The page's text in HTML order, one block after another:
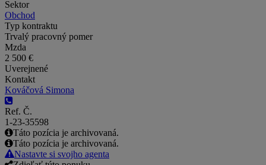
Sektor
Obchod
Typ kontraktu
Trvalý pracovný pomer
Mzda
2 500 €
Uverejnené
Kontakt
Kováčová Simona
Ref. Č.
1-23-35598
Táto pozícia je archivovaná.
Táto pozícia je archivovaná.
Nastavte si svojho agenta